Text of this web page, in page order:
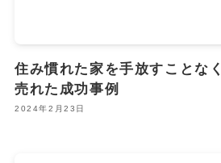
住み慣れた家を手放すことな
売れた成功事例
2024年2月23日